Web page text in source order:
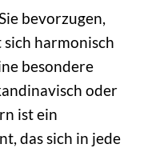
bevorzugen,
harmonisch
besondere
oder
ist ein
das sich in jede